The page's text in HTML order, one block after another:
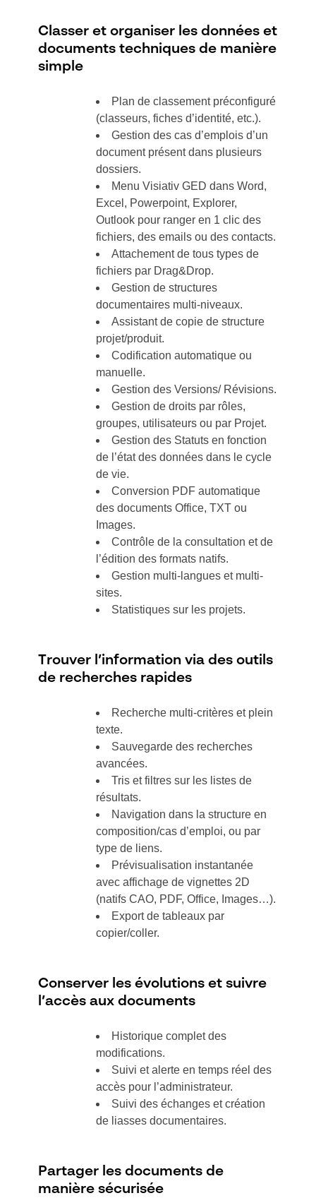
Classer et organiser les données et
documents techniques de manière
simple
Plan de classement préconfiguré
(classeurs, fiches d’identité, etc.).
Gestion des cas d’emplois d’un
document présent dans plusieurs
dossiers.
Menu Visiativ GED dans Word,
Excel, Powerpoint, Explorer,
Outlook pour ranger en 1 clic des
fichiers, des emails ou des contacts.
Attachement de tous types de
fichiers par Drag&Drop.
Gestion de structures
documentaires multi-niveaux.
Assistant de copie de structure
projet/produit.
Codification automatique ou
manuelle.
Gestion des Versions/ Révisions.
Gestion de droits par rôles,
groupes, utilisateurs ou par Projet.
Gestion des Statuts en fonction
de l’état des données dans le cycle
de vie.
Conversion PDF automatique
des documents Office, TXT ou
Images.
Contrôle de la consultation et de
l’édition des formats natifs.
Gestion multi-langues et multi-
sites.
Statistiques sur les projets.
Trouver l’information via des outils
de recherches rapides
Recherche multi-critères et plein
texte.
Sauvegarde des recherches
avancées.
Tris et filtres sur les listes de
résultats.
Navigation dans la structure en
composition/cas d’emploi, ou par
type de liens.
Prévisualisation instantanée
avec affichage de vignettes 2D
(natifs CAO, PDF, Office, Images…).
Export de tableaux par
copier/coller.
Conserver les évolutions et suivre
l’accès aux documents
Historique complet des
modifications.
Suivi et alerte en temps réel des
accès pour l’administrateur.
Suivi des échanges et création
de liasses documentaires.
Partager les documents de
manière sécurisée